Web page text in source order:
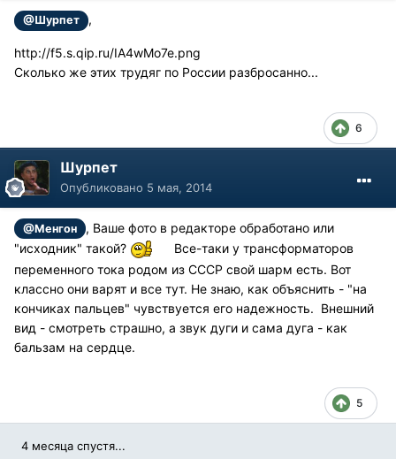
@Шурпет ,
http://f5.s.qip.ru/IA4wMo7e.png
Сколько же этих трудяг по России разбросанно...
6
Шурпет
Опубликовано 5 мая, 2014
@Менгон
, Ваше фото в редакторе обработано или
"исходник" такой?
Все-таки у трансформаторов
переменного тока родом из СССР свой шарм есть. Вот
классно они варят и все тут. Не знаю, как объяснить - "на
кончиках пальцев" чувствуется его надежность. Внешний
вид - смотреть страшно, а звук дуги и сама дуга - как
бальзам на сердце.
5
4 месяца спустя...